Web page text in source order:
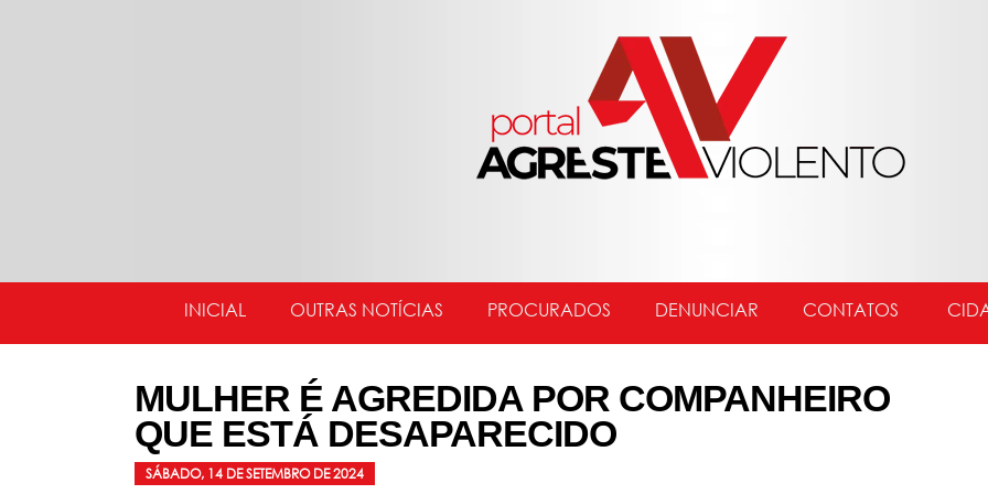
INICIAL OUTRAS NOTÍCIAS PROCURADOS DENUNCIAR CONTATOS
MULHER É AGREDIDA POR COMPANHEIRO
QUE ESTÁ DESAPARECIDO
SÁBADO, 14 DE SETEMBRO DE 2024